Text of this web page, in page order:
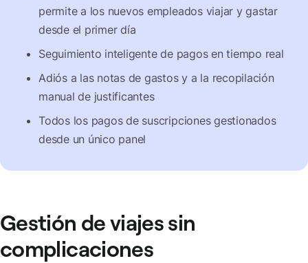
permite a los nuevos empleados viajar y gastar
desde el primer día
Seguimiento inteligente de pagos en tiempo real
Adiós a las notas de gastos y a la recopilación
manual de justificantes
Todos los pagos de suscripciones gestionados
desde un único panel
Gestión de viajes sin
complicaciones